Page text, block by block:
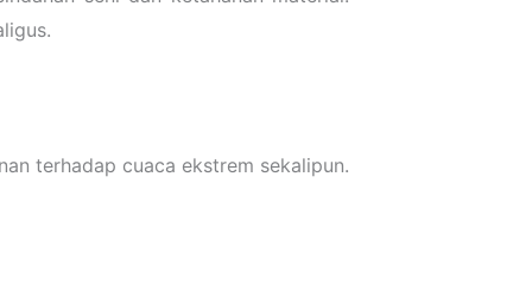
terhadap cuaca ekstrem sekalipun.